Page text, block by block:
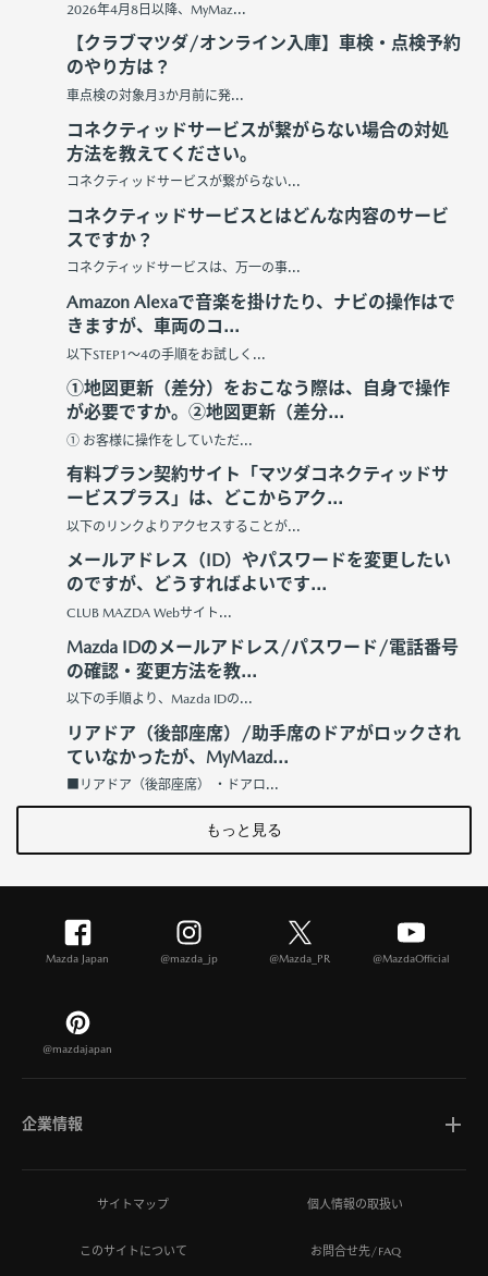
2026年4月8日以降、MyMaz...
【クラブマツダ/オンライン入庫】車検・点検予約
のやり方は？
車点検の対象月3か月前に発...
コネクティッドサービスが繋がらない場合の対処
方法を教えてください。
コネクティッドサービスが繋がらない...
コネクティッドサービスとはどんな内容のサービ
スですか？
コネクティッドサービスは、万一の事...
Amazon Alexaで音楽を掛けたり、ナビの操作はで
きますが、車両のコ...
以下STEP1～4の手順をお試しく...
①地図更新（差分）をおこなう際は、自身で操作
が必要ですか。②地図更新（差分...
① お客様に操作をしていただ...
有料プラン契約サイト「マツダコネクティッドサ
ービスプラス」は、どこからアク...
以下のリンクよりアクセスすることが...
メールアドレス（ID）やパスワードを変更したい
のですが、どうすればよいです...
CLUB MAZDA Webサイト...
Mazda IDのメールアドレス/パスワード/電話番号
の確認・変更方法を教...
以下の手順より、Mazda IDの...
リアドア（後部座席）/助手席のドアがロックされ
ていなかったが、MyMazd...
■リアドア（後部座席） ・ドアロ...
もっと見る
Mazda Japan @mazda_jp @Mazda_PR @MazdaOfficial
@mazdajapan
企業情報
マツダについて
ひとを想う価値創造
サイトマップ 個人情報の取扱い
このサイトについて お問合せ先/FAQ